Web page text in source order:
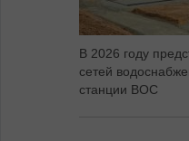
В 2026 году
сетей
станции ВОС